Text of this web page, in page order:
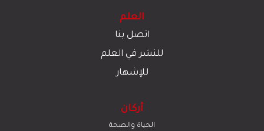
العلم
اتصل بنا
للنشر في العلم
للإشهار
أركان
الحياة والصحة